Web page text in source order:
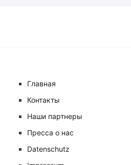
Главная
Контакты
Наши партнеры
Пресса о нас
Datenschutz